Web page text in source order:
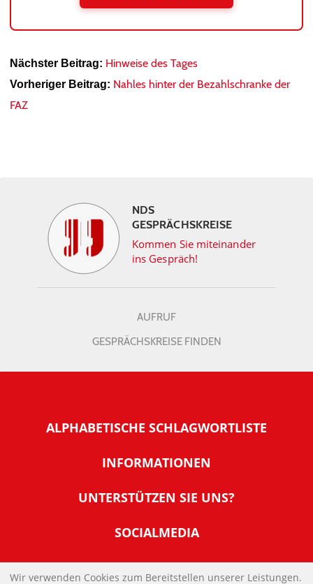
Nächster Beitrag: Hinweise des Tages
Vorheriger Beitrag: Nahles hinter der Bezahlschranke der
FAZ
NDS
GESPRÄCHSKREISE
Kommen Sie miteinander
ins Gespräch!
AUFRUF
GESPRÄCHSKREISE FINDEN
ALPHABETISCHE SCHLAGWORTLISTE
INFORMATIONEN
Warum NachDenkSeiten
Tipps zur Nutzung der NachDenkSeiten
Banner und E-Mail-Signaturen
UNTERSTÜTZEN SIE UNS?
Werden Sie Fördermitglied
SOCIALMEDIA
IMPRESSUM
Wir verwenden Cookies zum Bereitstellen unserer Leistungen.